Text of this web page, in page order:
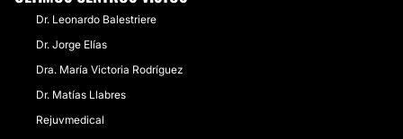
Dr. Leonardo Balestriere
Dr. Jorge Elías
Dra. María Victoria Rodríguez
Dr. Matías Llabres
Rejuvmedical